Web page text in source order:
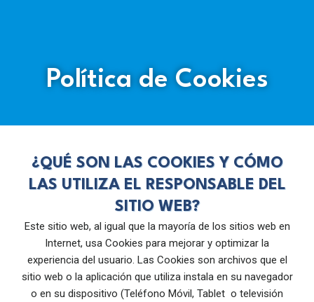
Política de Cookies
¿QUÉ SON LAS COOKIES Y CÓMO
LAS UTILIZA EL RESPONSABLE DEL
SITIO WEB?
Este sitio web, al igual que la mayoría de los sitios web en
Internet, usa Cookies para mejorar y optimizar la
experiencia del usuario. Las Cookies son archivos que el
sitio web o la aplicación que utiliza instala en su navegador
o en su dispositivo (Teléfono Móvil, Tablet o televisión